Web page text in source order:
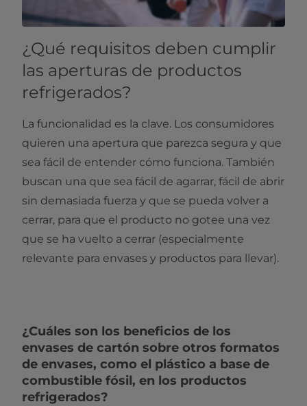
¿Qué requisitos deben cumplir
las aperturas de productos
refrigerados?
La funcionalidad es la clave. Los consumidores
quieren una apertura que parezca segura y que
sea fácil de entender cómo funciona. También
buscan una que sea fácil de agarrar, fácil de abrir
sin demasiada fuerza y que se pueda volver a
cerrar, para que el producto no gotee una vez
que se ha vuelto a cerrar (especialmente
relevante para envases y productos para llevar).
¿Cuáles son los beneficios de los
envases de cartón sobre otros formatos
de envases, como el plástico a base de
combustible fósil, en los productos
refrigerados?